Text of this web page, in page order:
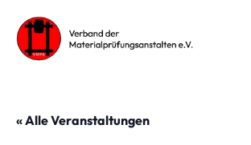
« Alle Veranstaltungen